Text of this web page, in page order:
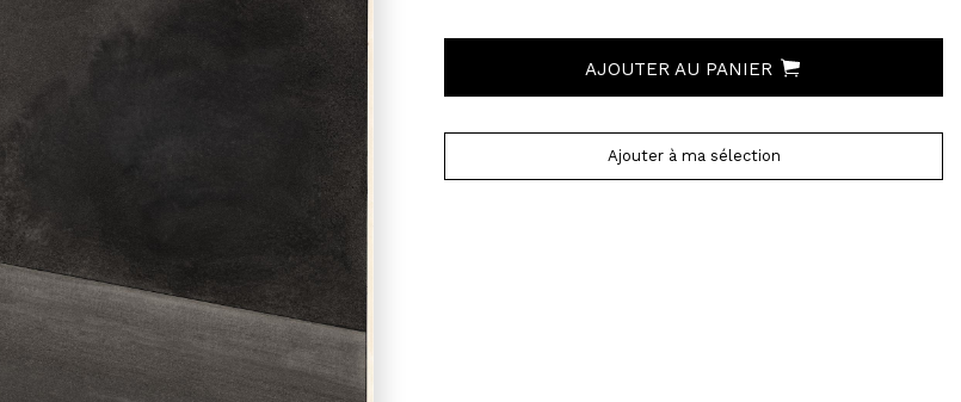
AJOUTER AU PANIER
Ajouter à ma sélection